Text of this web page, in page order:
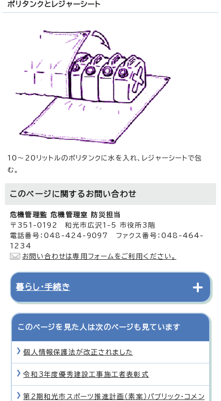
ポリタンクとレジャーシート
10～20リットルのポリタンクに水を入れ、レジャーシートで包
む。
このページに関する お問い合わせ
危機管理監 危機管理室 防災担当
〒351-0192 和光市広沢1-5 市役所3階
電話番号：048-424-9097 ファクス番号：048-464-
1234
お問い合わせは専用フォームをご利用ください。
暮らし・手続き
このページを見た人は次のページも見ています
個人情報保護法が改正されました
令和3年度優秀建設工事施工者表彰式
第2期和光市スポーツ推進計画（素案）パブリック・コメン